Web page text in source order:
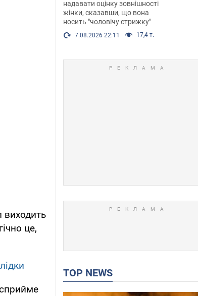
виходить
це,
розгорівся скандал.
Фото
надавати оцінку зовнішності
жінки, сказавши, що вона
носить "чоловічу стрижку"
7.08.2026 22:11 17,4 т.
TOP NEWS